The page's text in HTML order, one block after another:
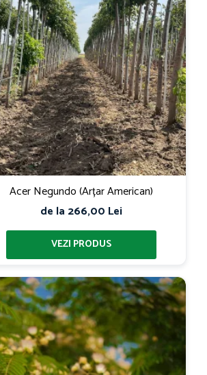
Acer Negundo (Arțar American)
de la 266,00 Lei